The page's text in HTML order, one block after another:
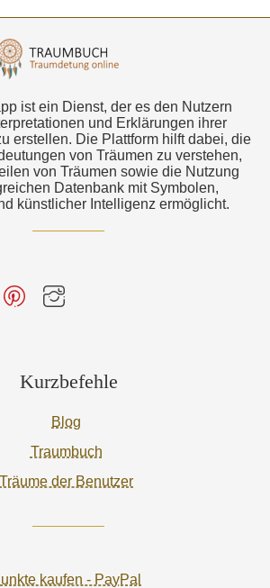
ist ein Dienst, der es den Nutzern
und Erklärungen ihrer
erstellen. Die Plattform hilft dabei, die
von Träumen zu verstehen,
von Träumen sowie die Nutzung
Datenbank mit Symbolen,
künstlicher Intelligenz ermöglicht.
Kurzbefehle
Blog
Traumbuch
Träume der Benutzer
kaufen - PayPal